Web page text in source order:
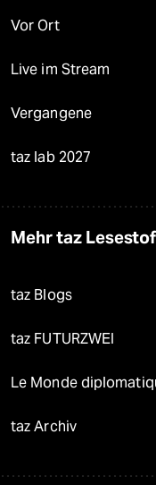
Vor Ort
Live im Stream
Vergangene
taz lab 2027
Mehr taz
taz Blogs
taz FUTURZWEI
Le Monde
taz Archiv